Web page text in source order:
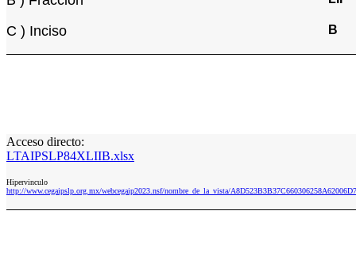
C ) Inciso B
Acceso directo:
LTAIPSLP84XLIIB.xlsx
Hipervinculo
http://www.cegaipslp.org.mx/webcegaip2023.nsf/nombre_de_la_vista/